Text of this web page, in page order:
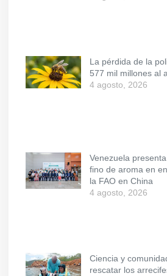
La pérdida de la
577 mil millones al
4 agosto, 2026
Venezuela
fino de aroma en
la FAO en China
4 agosto, 2026
Ciencia y
rescatar los